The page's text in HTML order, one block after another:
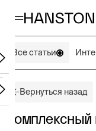
Все статьи
Вернуться назад